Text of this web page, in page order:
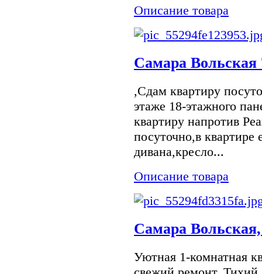
Описание товара
Самара Вольская
,Сдам квартиру
этаже 18-этажного
квартиру напротив
посуточно,в квартире
дивана,кресло...
Описание товара
Самара
Уютная 1-комнатная